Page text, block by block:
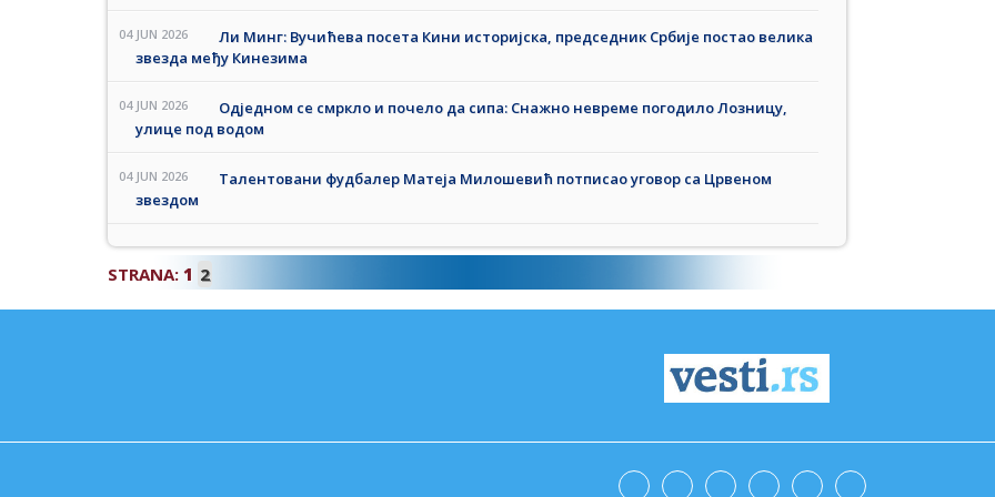
04 JUN 2026
Ли Минг: Вучићева посета Кини историјска, председник Србије постао велика
звезда међу Кинезима
04 JUN 2026
Одједном се смркло и почело да сипа: Снажно невреме погодило Лозницу,
улице под водом
04 JUN 2026
Талентовани фудбалер Матеја Милошевић потписао уговор са Црвеном
звездом
STRANA: 1 2